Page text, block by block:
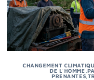
CHANGEMENT
DE L'HOMME ,
PRENANTES